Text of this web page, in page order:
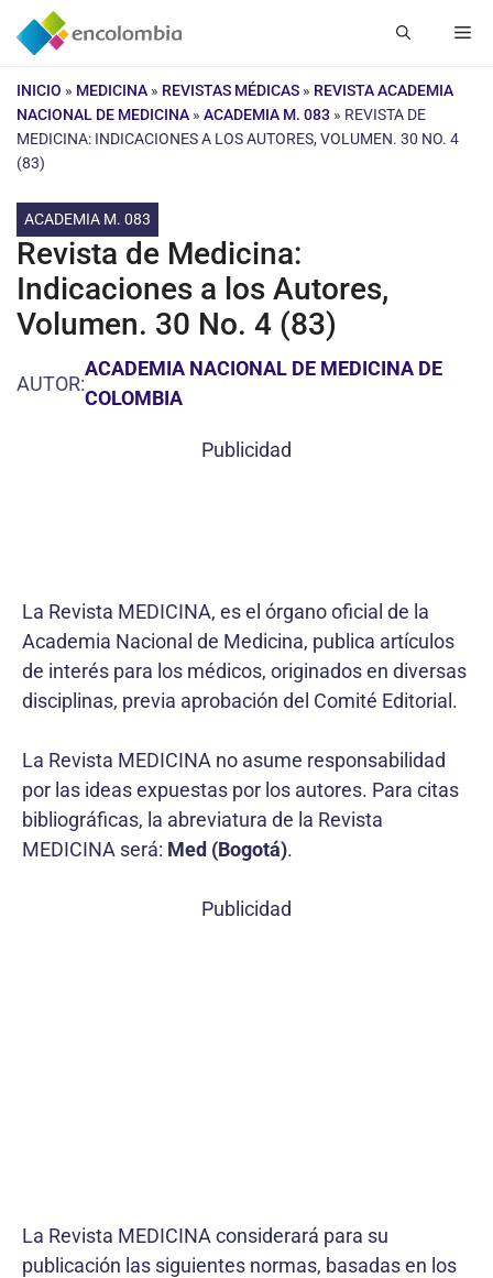
Saltar
INICIO » MEDICINA » REVISTAS MÉDICAS » REVISTA ACADEMIA
NACIONAL DE MEDICINA » ACADEMIA M. 083 » REVISTA DE
MEDICINA: INDICACIONES A LOS AUTORES, VOLUMEN. 30 NO. 4
(83)
ACADEMIA M. 083
Revista de Medicina:
Indicaciones a los Autores,
Volumen. 30 No. 4 (83)
AUTOR:
ACADEMIA NACIONAL DE MEDICINA DE
COLOMBIA
Publicidad
La Revista MEDICINA, es el órgano oficial de la
Academia Nacional de Medicina, publica artículos
de interés para los médicos, originados en diversas
disciplinas, previa aprobación del Comité Editorial.
La Revista MEDICINA no asume responsabilidad
por las ideas expuestas por los autores. Para citas
bibliográficas, la abreviatura de la Revista
MEDICINA será: Med (Bogotá).
Publicidad
La Revista MEDICINA considerará para su
publicación las siguientes normas, basadas en los